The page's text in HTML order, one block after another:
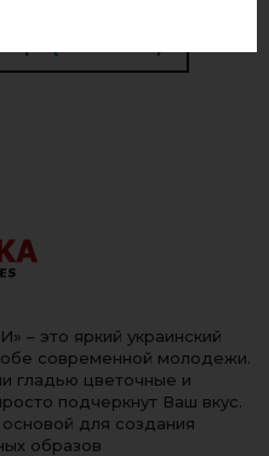
– это яркий украинский
современной молодежи.
гладью цветочные и
подчеркнут Ваш вкус.
для создания
образов